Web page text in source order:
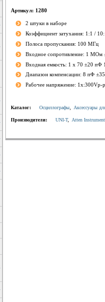
Артикул: 1280
2 штуки в наборе
Коэффициент затухания: 1:1 /
Полоса пропускания: 100 МГц
Входное сопротивление: 1
Входная емкость: 1 x 70 ±20
Диапазон компенсации: 8 пФ
Рабочее напряжение:
Каталог: Осциллографы Аксессуары
Производители: UNI-T, Atten